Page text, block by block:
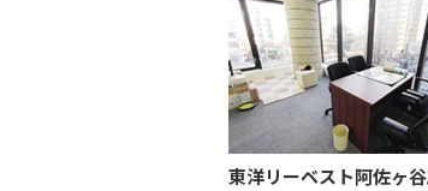
東洋リーベスト阿佐ヶ